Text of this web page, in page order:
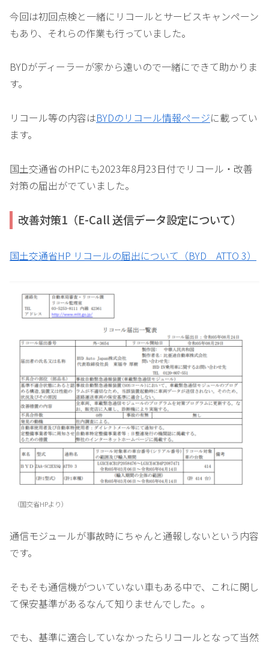
今回は初回点検と一緒にリコールとサービスキャンペーン
もあり、それらの作業も行っていました。
BYDがディーラーが家から遠いので一緒にできて助かりま
す。
リコール等の内容はBYDのリコール情報ページに載ってい
ます。
国土交通省のHPにも2023年8月23日付でリコール・改善
対策の届出がでていました。
改善対策1（E-Call 送信データ設定について）
国土交通省HP リコールの届出について（BYD ATTO 3）
（国交省HPより）
通信モジュールが事故時にちゃんと通報しないという内容
です。
そもそも通信機がついていない車もある中で、これに関し
て保安基準があるなんて知りませんでした。。
でも、基準に適合していなかったらリコールとなって当然